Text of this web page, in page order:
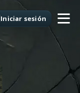
Iniciar sesión